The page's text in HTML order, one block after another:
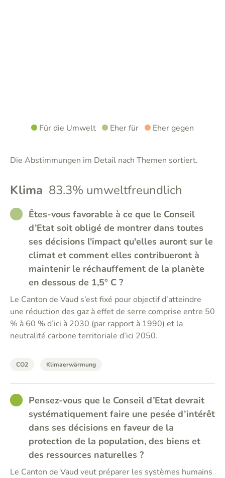
Für die Umwelt Eher für Eher gegen
Die Abstimmungen im Detail nach Themen sortiert.
Klima 83.3% umweltfreundlich
RATHER_GOOD
Êtes-vous favorable à ce que le Conseil
d’Etat soit obligé de montrer dans toutes
ses décisions l'impact qu'elles auront sur le
climat et comment elles contribueront à
maintenir le réchauffement de la planète
en dessous de 1,5° C ?
Le Canton de Vaud s’est fixé pour objectif d’atteindre
une réduction des gaz à effet de serre comprise entre 50
% à 60 % d’ici à 2030 (par rapport à 1990) et la
neutralité carbone territoriale d’ici 2050.
CO2 Klimaerwärmung
GOODPensez-vous que le Conseil d’Etat devrait
systématiquement faire une pesée d’intérêt
dans ses décisions en faveur de la
protection de la population, des biens et
des ressources naturelles ?
Le Canton de Vaud veut préparer les systèmes humains